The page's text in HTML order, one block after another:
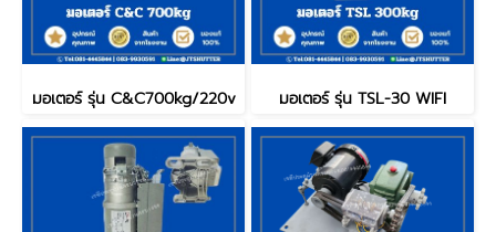
มอเตอร์ รุ่น C&C700kg/220v มอเตอร์ รุ่น TSL-30 WIFI